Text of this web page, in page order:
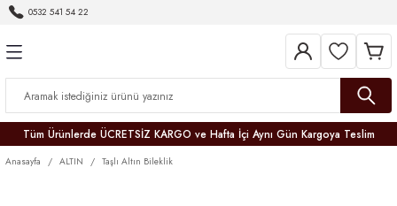
0532 541 54 22
Tüm Ürünlerde ÜCRETSİZ KARGO ve Hafta İçi Aynı Gün Kargoya Teslim
Anasayfa ALTIN Taşlı Altın Bileklik